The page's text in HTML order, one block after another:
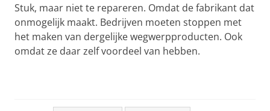
Stuk, maar niet te repareren. Omdat de fabrikant dat
onmogelijk maakt. Bedrijven moeten stoppen met
het maken van dergelijke wegwerpproducten. Ook
omdat ze daar zelf voordeel van hebben.